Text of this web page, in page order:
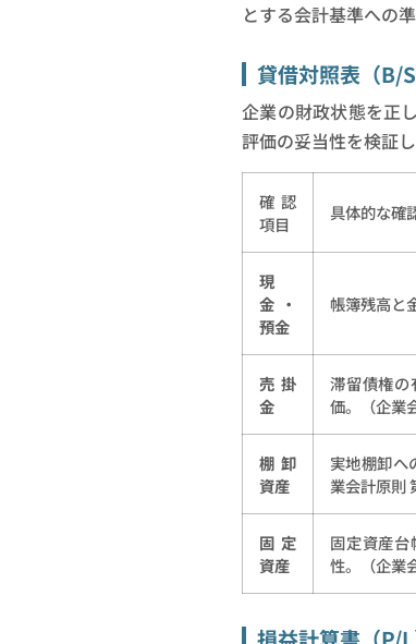
とする会計基準への
貸借対照表（B/
企業の財政状態を正
評価の妥当性を検証
確認
項目
具体的な確
現
金・
預金
帳簿残高と
売掛
金
滞留債権
価。（企業
棚卸
資産
実地棚卸へ
業会計原則
固定
資産
固定資産
性。（企業
損益計算書（P/